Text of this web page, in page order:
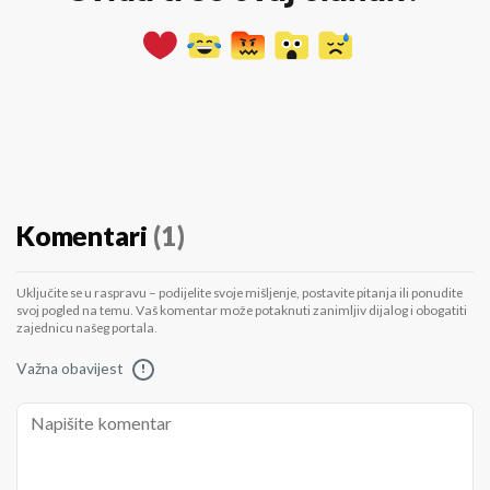
Komentari (1)
Uključite se u raspravu – podijelite svoje mišljenje, postavite pitanja ili ponudite
svoj pogled na temu. Vaš komentar može potaknuti zanimljiv dijalog i obogatiti
zajednicu našeg portala.
Važna obavijest !